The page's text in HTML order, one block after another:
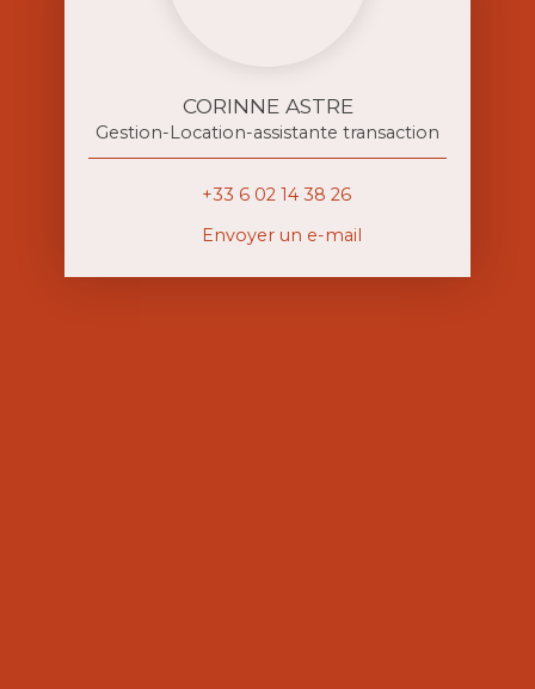
CORINNE ASTRE
Gestion-Location-assistante transaction
+33 6 02 14 38 26
Envoyer un e-mail